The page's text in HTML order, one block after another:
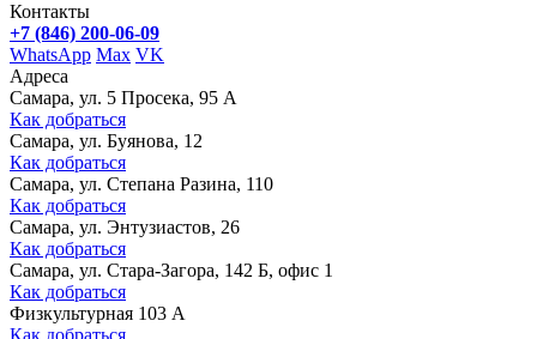
Контакты
+7 (846) 200-06-09
WhatsApp Max VK
Адреса
Самара, ул. 5 Просека, 95 А
Как добраться
Самара, ул. Буянова, 12
Как добраться
Самара, ул. Степана Разина, 110
Как добраться
Самара, ул. Энтузиастов, 26
Как добраться
Самара, ул. Стара-Загора, 142 Б, офис 1
Как добраться
Физкультурная 103 А
Как добраться